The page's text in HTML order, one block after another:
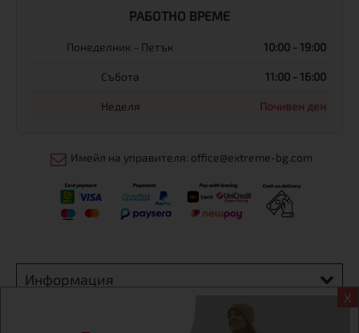
X
РАБОТНО ВРЕМЕ
Понеделник - Петък 10:00 - 19:00
Събота 11:00 - 16:00
Неделя Почивен ден
Имейл на управителя: office@extreme-bg.com
Информация